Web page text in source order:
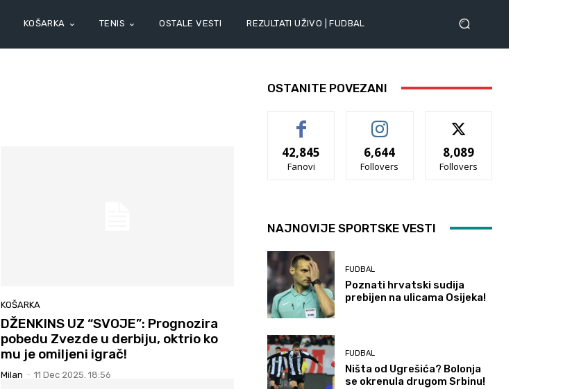
KOŠARKA TENIS OSTALE VESTI REZULTATI UŽIVO | FUDBAL
KOŠARKA
DŽENKINS UZ “SVOJE”: Prognozira
pobedu Zvezde u derbiju, oktrio ko
mu je omiljeni igrač!
Milan - 11 Dec 2025. 18:56
OSTANITE POVEZANI
42,845
Fanovi
6,644
Follovers
8,089
Follovers
NAJNOVIJE SPORTSKE VESTI
FUDBAL
Poznati hrvatski sudija
prebijen na ulicama Osijeka!
FUDBAL
Ništa od Ugrešića? Bolonja
se okrenula drugom Srbinu!